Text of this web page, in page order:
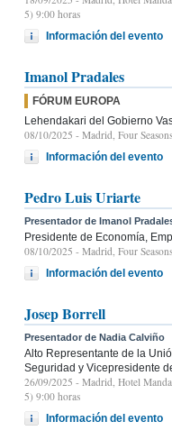
5) 9:00 horas
Información del evento
Imanol Pradales
FÓRUM EUROPA
Lehendakari del Gobierno
08/10/2025 - Madrid, Four
Información del evento
Pedro Luis Uriarte
Presentador de Imanol
Presidente de Economía,
08/10/2025 - Madrid, Four
Información del evento
Josep Borrell
Presentador de Nadia Calviño
Alto Representante de la
Seguridad y Vicepresidente
26/09/2025 - Madrid, Hotel
5) 9:00 horas
Información del evento